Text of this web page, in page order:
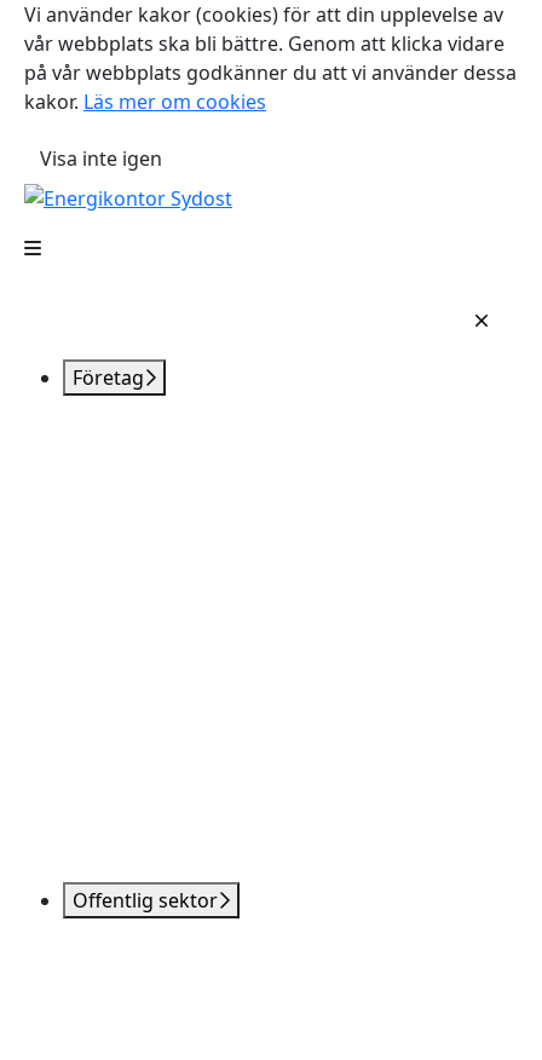
Vi använder kakor (cookies) för att din upplevelse av
vår webbplats ska bli bättre. Genom att klicka vidare
på vår webbplats godkänner du att vi använder dessa
kakor. Läs mer om cookies
Visa inte igen
Företag
Offentlig sektor